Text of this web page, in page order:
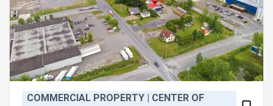
COMMERCIAL PROPERTY | CENTER OF